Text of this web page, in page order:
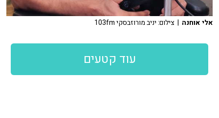
אלי אוחנה | צילום: יניב מורוזבסקי 103fm
עוד קטעים